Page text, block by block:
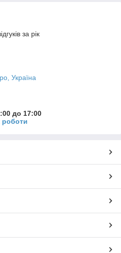
за рік
Україна
до 17:00
роботи